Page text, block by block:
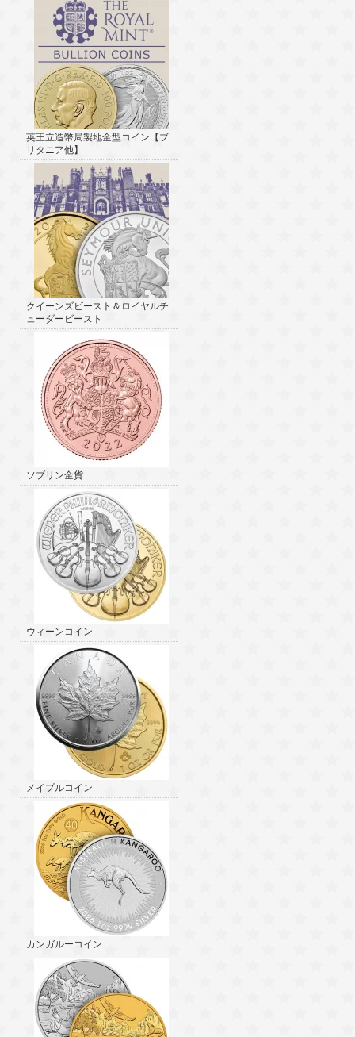
英王立造幣局製地金型コイン【ブ
リタニア他】
クイーンズビースト＆ロイヤルチ
ューダービースト
ソブリン金貨
ウィーンコイン
メイプルコイン
カンガルーコイン